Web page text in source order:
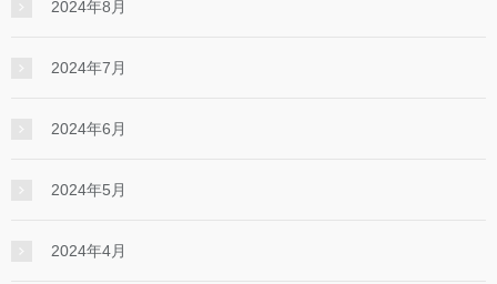
2024年8月
2024年7月
2024年6月
2024年5月
2024年4月